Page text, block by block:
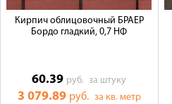
Кирпич облицовочный БРАЕР
Бордо гладкий, 0,7 НФ
60.39 руб.за штуку
3 079.89 руб. за кв. метр